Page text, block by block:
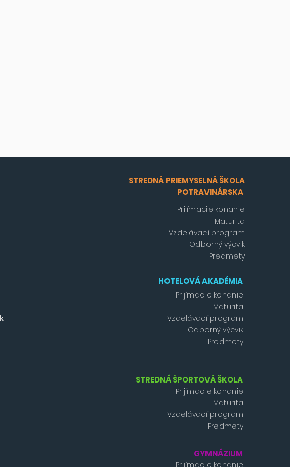
STREDNÁ PRIEMYSELNÁ ŠKOLA
POTRAVINÁRSKA
Prijímacie konanie
Maturita
Vzdelávací program
Odborný výcvik
Predmety
HOTELOVÁ AKADÉMIA
Prijímacie konanie
Maturita
Vzdelávací program
Odborný výcvik
Predmety
STREDNÁ ŠPORTOVÁ ŠKOLA
Prijímacie konanie
Maturita
Vzdelávací program
Predmety
GYMNÁZIUM
Prijímacie konanie